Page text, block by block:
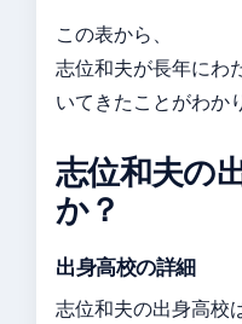
この表から、
志位和夫が長年にわ
いてきたことがわか
志位和夫の
か？
出身高校の詳細
志位和夫の出身高校